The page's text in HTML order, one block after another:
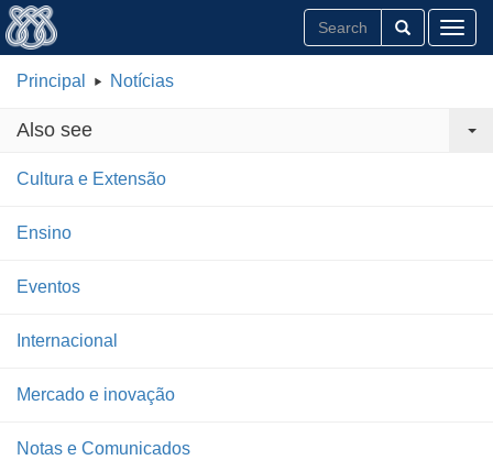
Principal Notícias
Also see
Cultura e Extensão
Ensino
Eventos
Internacional
Mercado e inovação
Notas e Comunicados